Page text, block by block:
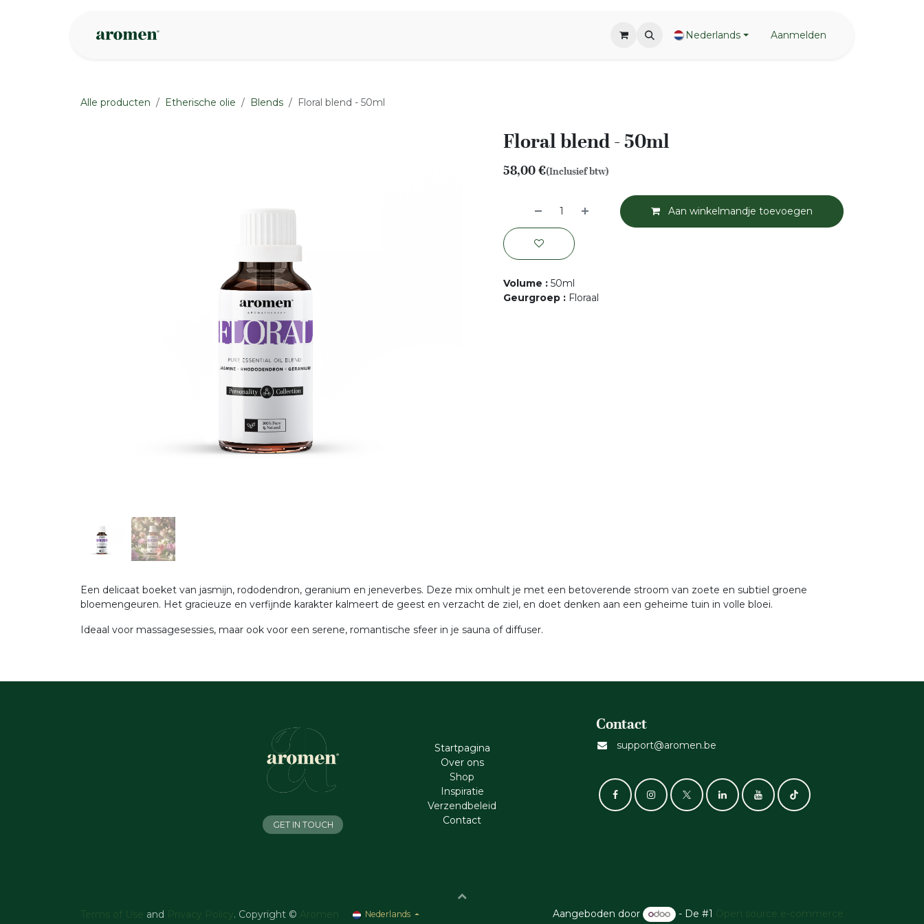
Nederlands Aanmelden
Alle producten Etherische olie Blends Floral blend - 50ml
Floral blend - 50ml
58,00€(Inclusief btw)
Aan winkelmandje toevoegen
Volume : 50ml
Geurgroep : Floraal
Een delicaat boeket van jasmijn, rododendron, geranium en jeneverbes. Deze mix omhult je met een betoverende stroom van zoete en subtiel groene
bloemengeuren. Het gracieuze en verfijnde karakter kalmeert de geest en verzacht de ziel, en doet denken aan een geheime tuin in volle bloei.
Ideaal voor massagesessies, maar ook voor een serene, romantische sfeer in je sauna of diffuser.
Startpagina
Ove​r​ ons
Shop
Inspiratie
Verzendbeleid
Cont​act
Contact
support@aromen.be
GET IN TOUCH
Terms of Use and Privacy Policy . Copyright © Aromen Nederlands Aangeboden door - De #1 Open source e-commerce